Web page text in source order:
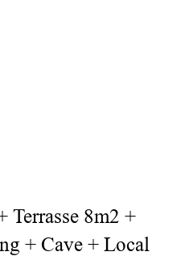
Terrasse 8m2 +
+ Cave + Local